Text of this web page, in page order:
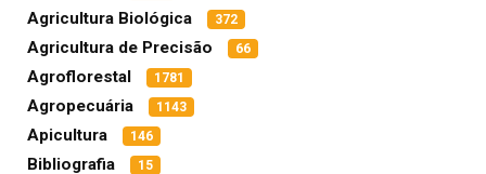
Agricultura Biológica 372
Agricultura de Precisão 66
Agroflorestal 1781
Agropecuária 1143
Apicultura 146
Bibliografia 15